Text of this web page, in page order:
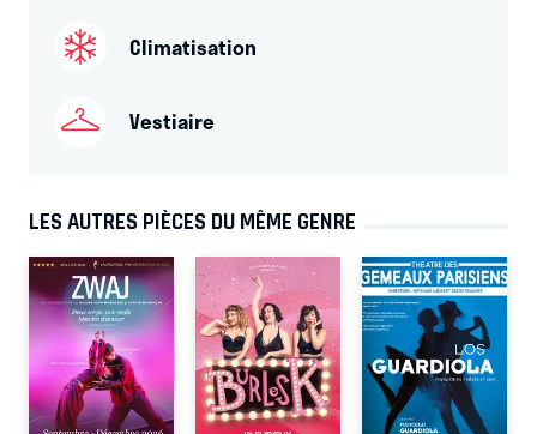
Climatisation
Vestiaire
LES AUTRES PIÈCES DU MÊME GENRE